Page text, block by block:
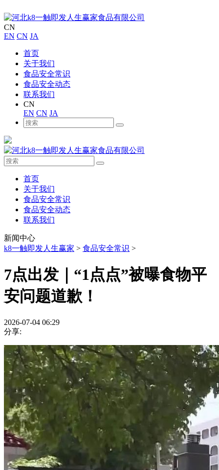
CN
EN CN JA
首页
关于我们
食品安全常识
食品安全动态
联系我们
CN
EN CN JA
首页
关于我们
食品安全常识
食品安全动态
联系我们
新闻中心
k8一触即发人生赢家 > 食品安全常识 >
7点出发｜“1点点”被曝食物平
安问题道歉！
2026-07-04 06:29
分享: